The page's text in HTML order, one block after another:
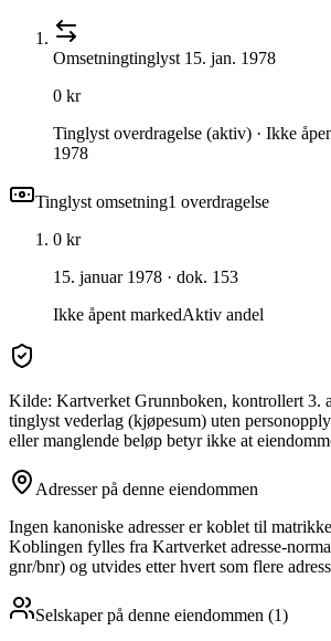
Omsetningtinglyst 15. jan. 1978
0 kr
Tinglyst overdragelse (aktiv) · Ikke
1978
Tinglyst omsetning1 overdragelse
0 kr
15. januar 1978 · dok. 153
Ikke åpent markedAktiv andel
Kilde: Kartverket Grunnboken, kontrollert 3.
tinglyst vederlag (kjøpesum) uten
eller manglende beløp betyr ikke at
Adresser på denne eiendommen
Ingen kanoniske adresser er koblet til
Koblingen fylles fra Kartverket adresse-
gnr/bnr) og utvides etter hvert som flere
Selskaper på denne eiendommen (1)